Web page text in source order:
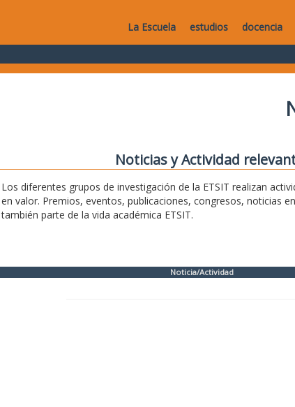
La Escuela estudios docencia
Noticias y Actividad
Los diferentes grupos de investigación de la ETSIT realizan
en valor. Premios, eventos, publicaciones, congresos, noticias
también parte de la vida académica ETSIT.
Noticia/Actividad